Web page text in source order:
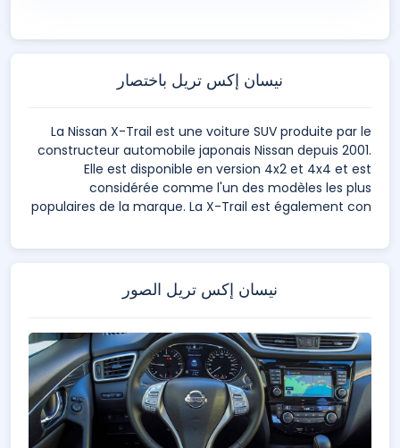
نيسان إكس تريل باختصار
La Nissan X-Trail est une voiture SUV produite par le
constructeur automobile japonais Nissan depuis 2001.
Elle est disponible en version 4x2 et 4x4 et est
considérée comme l'un des modèles les plus
populaires de la marque. La X-Trail est également con
نيسان إكس تريل الصور